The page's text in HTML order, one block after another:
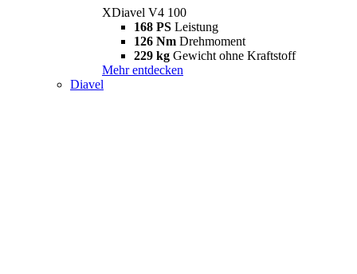
XDiavel V4 100
168 PS Leistung
126 Nm Drehmoment
229 kg Gewicht ohne Kraftstoff
Mehr entdecken
Diavel